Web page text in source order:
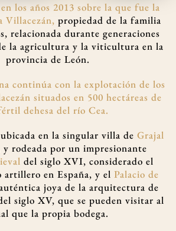
los años 2013 sobre la que fue la
Villacezán, propiedad de la familia
relacionada durante generaciones
la agricultura y la viticultura en la
provincia de León.
continúa con la explotación de los
situados en 500 hectáreas de
dehesa del río Cea.
en la singular villa deGrajal
y rodeada por un impresionante
del siglo XVI, considerado el
en España, y el Palacio de
joya de la arquitectura de
siglo XV, que se pueden visitar al
que la propia bodega.